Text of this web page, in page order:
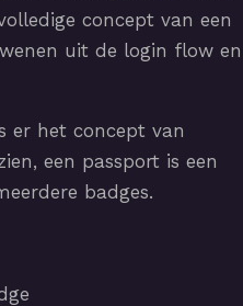
concept van een
uit de login flow en
er het concept van
een passport is een
badges.